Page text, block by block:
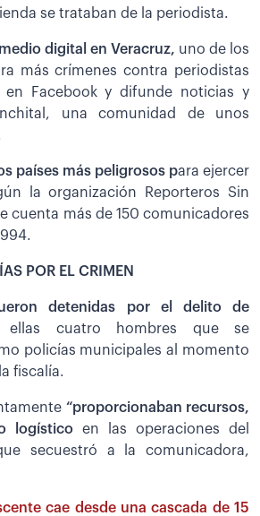
se trataban de la periodista.
digital en Veracruz, uno de los
más crímenes contra periodistas
en Facebook y difunde noticias y
una comunidad de unos
países más peligrosos para ejercer
la organización Reporteros Sin
cuenta más de 150 comunicadores
POR EL CRIMEN
detenidas por el delito de
cuatro hombres que se
policías municipales al momento
fiscalía.
“proporcionaban recursos,
logístico en las operaciones del
secuestró a la comunicadora,
cae desde una cascada de 15